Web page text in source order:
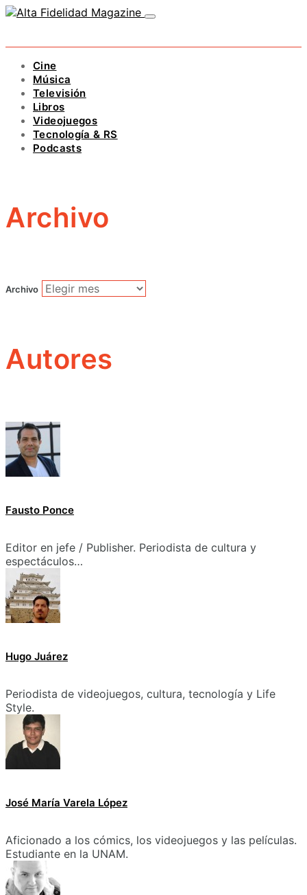
Cine
Música
Televisión
Libros
Videojuegos
Tecnología & RS
Podcasts
Archivo
Archivo
Autores
Fausto Ponce
Editor en jefe / Publisher. Periodista de cultura y
espectáculos…
Hugo Juárez
Periodista de videojuegos, cultura, tecnología y Life
Style.
José María Varela López
Aficionado a los cómics, los videojuegos y las películas.
Estudiante en la UNAM.